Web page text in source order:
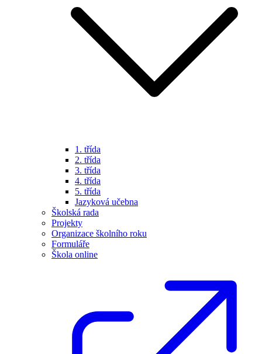
1. třída
2. třída
3. třída
4. třída
5. třída
Jazyková učebna
Školská rada
Projekty
Organizace školního roku
Formuláře
Škola online